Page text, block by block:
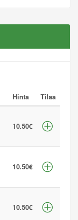
Hinta Tilaa
10.50€
10.50€
10.50€